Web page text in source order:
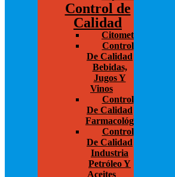
Control de
Calidad
Citometría
Control
De Calidad
Bebidas,
Jugos Y
Vinos
Control
De Calidad
Farmacológico
Control
De Calidad
Industria
Petróleo Y
Aceites